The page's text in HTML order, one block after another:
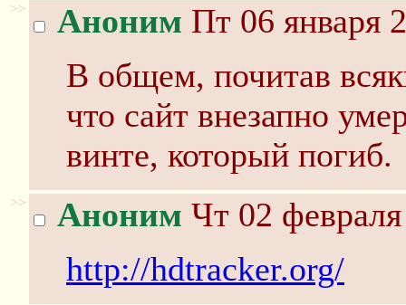
>> Аноним Пт 06 января
В общем, почитав
что сайт внезапно
винте, который погиб.
>> Аноним Чт 02
http://hdtracker.org/